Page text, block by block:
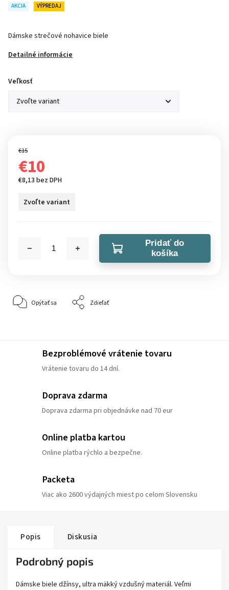
AKCIA VÝPREDAJ
Dámske strečové nohavice biele
Detailné informácie
Veľkosť
€15
€10
€8,13 bez DPH
Zvoľte variant
Pridať do
košíka
Opýtať sa Zdieľať
Bezproblémové vrátenie tovaru
Vrátenie tovaru do 14 dní.
Doprava zdarma
Doprava zdarma pri objednávke nad 70 eur
Online platba kartou
Online platba rýchlo a bezpečne.
Packeta
Viac ako 2600 výdajných miest po celom Slovensku
Popis Diskusia
Podrobný popis
Dámske biele džínsy, ultra mäkký vzdušný materiál. Veľmi